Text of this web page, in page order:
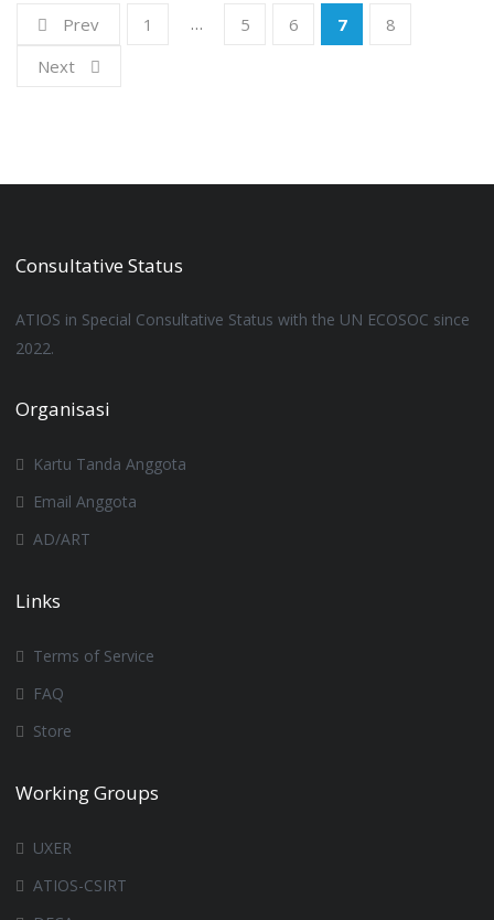
Prev 1 … 5 6 7
8
Next
Consultative Status
ATIOS in Special Consultative Status with the UN ECOSOC since
2022.
Organisasi
Kartu Tanda Anggota
Email Anggota
AD/ART
Links
Terms of Service
FAQ
Store
Working Groups
UXER
ATIOS-CSIRT